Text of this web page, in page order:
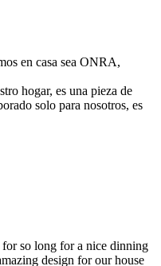
en casa sea ONRA,
hogar, es una pieza de
solo para nosotros, es
so long for a nice dinning
design for our house